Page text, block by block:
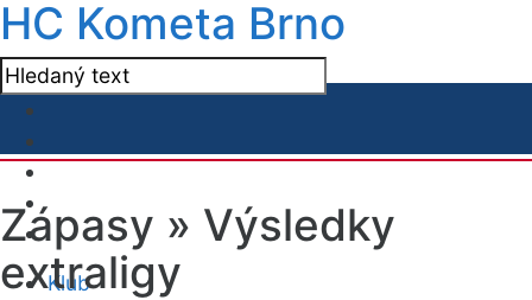
HC Kometa Brno
Klub
Zápasy » Výsledky
extraligy